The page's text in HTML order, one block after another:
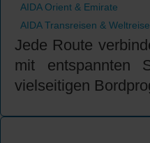
AIDA Orient & Emirate
AIDA Transreisen &
Jede Route
mit entspannten
vielseitigen